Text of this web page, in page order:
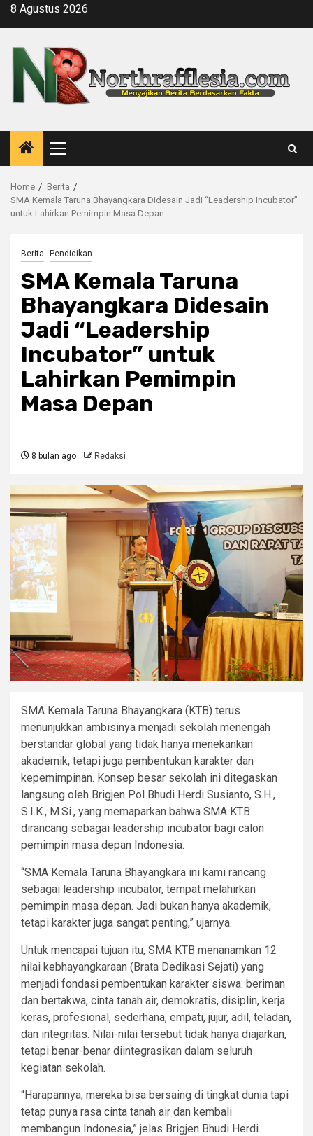
Skip8 Agustus 2026
Primary
Menu
Home
Berita
SMA Kemala Taruna Bhayangkara Didesain Jadi “Leadership Incubator”
untuk Lahirkan Pemimpin Masa Depan
Berita Pendidikan
SMA Kemala Taruna
Bhayangkara Didesain
Jadi “Leadership
Incubator” untuk
Lahirkan Pemimpin
Masa Depan
8 bulan ago Redaksi
SMA Kemala Taruna Bhayangkara (KTB) terus
menunjukkan ambisinya menjadi sekolah menengah
berstandar global yang tidak hanya menekankan
akademik, tetapi juga pembentukan karakter dan
kepemimpinan. Konsep besar sekolah ini ditegaskan
langsung oleh Brigjen Pol Bhudi Herdi Susianto, S.H.,
S.I.K., M.Si., yang memaparkan bahwa SMA KTB
dirancang sebagai leadership incubator bagi calon
pemimpin masa depan Indonesia.
“SMA Kemala Taruna Bhayangkara ini kami rancang
sebagai leadership incubator, tempat melahirkan
pemimpin masa depan. Jadi bukan hanya akademik,
tetapi karakter juga sangat penting,” ujarnya.
Untuk mencapai tujuan itu, SMA KTB menanamkan 12
nilai kebhayangkaraan (Brata Dedikasi Sejati) yang
menjadi fondasi pembentukan karakter siswa: beriman
dan bertakwa, cinta tanah air, demokratis, disiplin, kerja
keras, profesional, sederhana, empati, jujur, adil, teladan,
dan integritas. Nilai-nilai tersebut tidak hanya diajarkan,
tetapi benar-benar diintegrasikan dalam seluruh
kegiatan sekolah.
“Harapannya, mereka bisa bersaing di tingkat dunia tapi
tetap punya rasa cinta tanah air dan kembali
membangun Indonesia,” jelas Brigjen Bhudi Herdi.